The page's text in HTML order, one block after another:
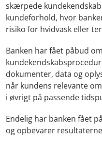
skærpede
kundeforhold, hvor
risiko for hvidvask eller
Banken har fået påbud
dokumenter, data og
når kundens relevante
i øvrigt på passende
Endelig har banken fået
og opbevarer